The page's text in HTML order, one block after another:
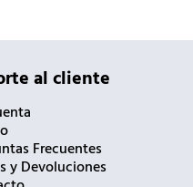
al cliente
Frecuentes
y Devoluciones